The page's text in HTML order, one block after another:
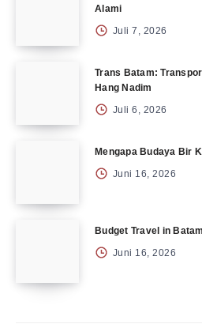
Alami
Juli 7, 2026
Trans Batam:
Hang Nadim
Juli 6, 2026
Mengapa Budaya Bir
Juni 16, 2026
Budget Travel in
Juni 16, 2026